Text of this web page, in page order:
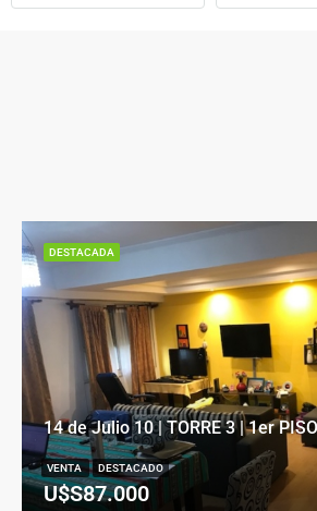
14 de Julio 10 | TORRE 3 | 1er PISO
U$S87.000
VENTA DESTACADO
DESTACADA